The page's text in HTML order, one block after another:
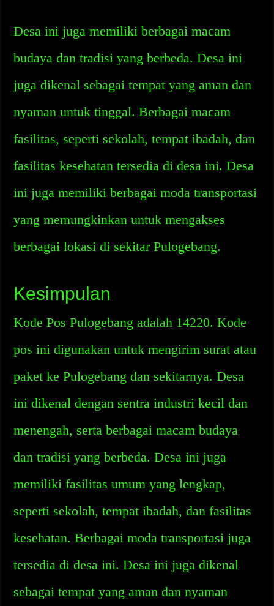
Desa ini juga memiliki berbagai macam
budaya dan tradisi yang berbeda. Desa ini
juga dikenal sebagai tempat yang aman dan
nyaman untuk tinggal. Berbagai macam
fasilitas, seperti sekolah, tempat ibadah, dan
fasilitas kesehatan tersedia di desa ini. Desa
ini juga memiliki berbagai moda transportasi
yang memungkinkan untuk mengakses
berbagai lokasi di sekitar Pulogebang.
Kesimpulan
Kode Pos Pulogebang adalah 14220. Kode
pos ini digunakan untuk mengirim surat atau
paket ke Pulogebang dan sekitarnya. Desa
ini dikenal dengan sentra industri kecil dan
menengah, serta berbagai macam budaya
dan tradisi yang berbeda. Desa ini juga
memiliki fasilitas umum yang lengkap,
seperti sekolah, tempat ibadah, dan fasilitas
kesehatan. Berbagai moda transportasi juga
tersedia di desa ini. Desa ini juga dikenal
sebagai tempat yang aman dan nyaman